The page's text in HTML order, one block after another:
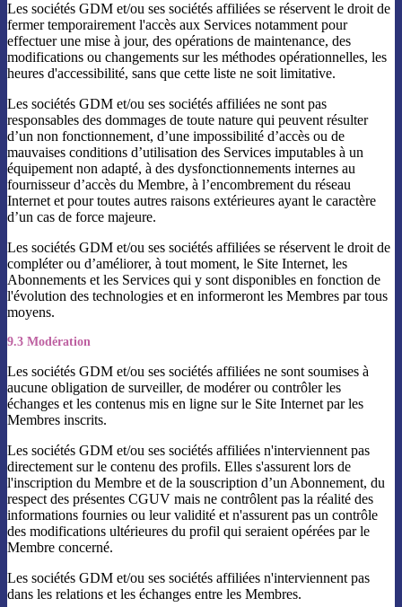
Les sociétés GDM et/ou ses sociétés affiliées se réservent le droit de
fermer temporairement l'accès aux Services notamment pour
effectuer une mise à jour, des opérations de maintenance, des
modifications ou changements sur les méthodes opérationnelles, les
heures d'accessibilité, sans que cette liste ne soit limitative.
Les sociétés GDM et/ou ses sociétés affiliées ne sont pas
responsables des dommages de toute nature qui peuvent résulter
d’un non fonctionnement, d’une impossibilité d’accès ou de
mauvaises conditions d’utilisation des Services imputables à un
équipement non adapté, à des dysfonctionnements internes au
fournisseur d’accès du Membre, à l’encombrement du réseau
Internet et pour toutes autres raisons extérieures ayant le caractère
d’un cas de force majeure.
Les sociétés GDM et/ou ses sociétés affiliées se réservent le droit de
compléter ou d’améliorer, à tout moment, le Site Internet, les
Abonnements et les Services qui y sont disponibles en fonction de
l'évolution des technologies et en informeront les Membres par tous
moyens.
9.3 Modération
Les sociétés GDM et/ou ses sociétés affiliées ne sont soumises à
aucune obligation de surveiller, de modérer ou contrôler les
échanges et les contenus mis en ligne sur le Site Internet par les
Membres inscrits.
Les sociétés GDM et/ou ses sociétés affiliées n'interviennent pas
directement sur le contenu des profils. Elles s'assurent lors de
l'inscription du Membre et de la souscription d’un Abonnement, du
respect des présentes CGUV mais ne contrôlent pas la réalité des
informations fournies ou leur validité et n'assurent pas un contrôle
des modifications ultérieures du profil qui seraient opérées par le
Membre concerné.
Les sociétés GDM et/ou ses sociétés affiliées n'interviennent pas
dans les relations et les échanges entre les Membres.